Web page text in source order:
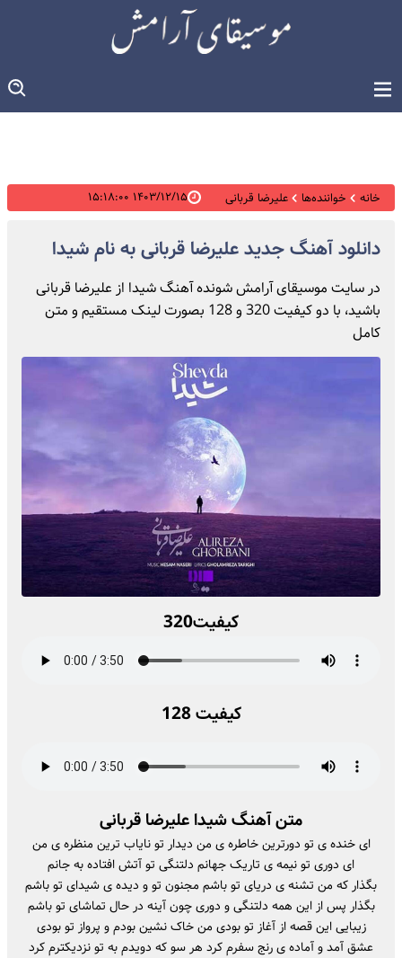
خانه خواننده‌ها علیرضا قربانی ۱۴۰۳/۱۲/۱۵ ۱۵:۱۸:۰۰
دانلود آهنگ جدید علیرضا قربانی به نام شیدا
در سایت موسیقای آرامش شونده آهنگ شیدا از علیرضا قربانی
باشید، با دو کیفیت 320 و 128 بصورت لینک مستقیم و متن
کامل
کیفیت320
کیفیت 128
متن آهنگ شیدا علیرضا قربانی
ای خنده ی تو دورترین خاطره ی من دیدار تو نایاب ترین منظره ی من
ای دوری تو نیمه ی تاریک جهانم دلتنگی تو آتش افتاده به جانم
بگذار که من تشنه ی دریای تو باشم مجنون تو و دیده ی شیدای تو باشم
بگذار پس از این همه دلتنگی و دوری چون آینه در حال تماشای تو باشم
زیبایی این قصه از آغاز تو بودی من خاک نشین بودم و پرواز تو بودی
عشق آمد و آماده ی رنج سفرم کرد هر سو که دویدم به تو نزدیکترم کرد